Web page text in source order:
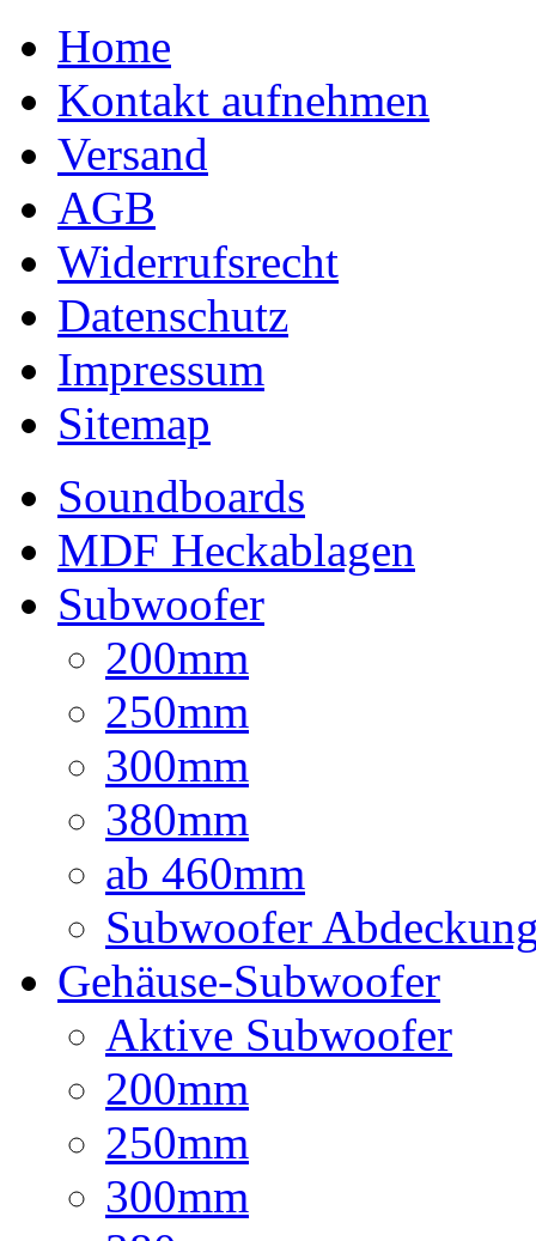
Home
Kontakt aufnehmen
Versand
AGB
Widerrufsrecht
Datenschutz
Impressum
Sitemap
Soundboards
MDF Heckablagen
Subwoofer
200mm
250mm
300mm
380mm
ab 460mm
Subwoofer
Gehäuse-Subwoofer
Aktive Subwoofer
200mm
250mm
300mm